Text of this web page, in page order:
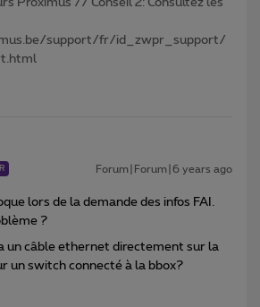
Proximus // Conseil 2: Consultez les
support/fr/id_zwpr_support/
Forum|Forum|6 years ago
lors de la demande des infos FAI.
?
un câble ethernet directement sur la
un switch connecté à la bbox?